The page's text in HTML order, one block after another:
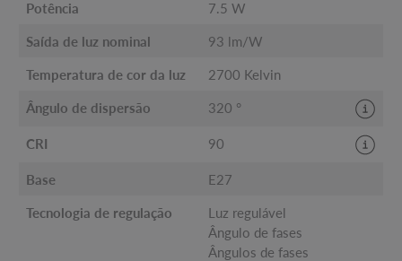
Potência 7.5 W
Saída de luz nominal 93 lm/W
Temperatura de cor da luz 2700 Kelvin
Ângulo de dispersão 320 °
CRI 90
Base E27
Tecnologia de regulação
Luz regulável
Ângulo de fases
Ângulos de fases